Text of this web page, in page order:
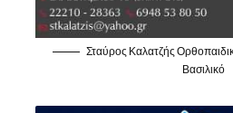
Σταύρος Καλατζής
Βασιλικό